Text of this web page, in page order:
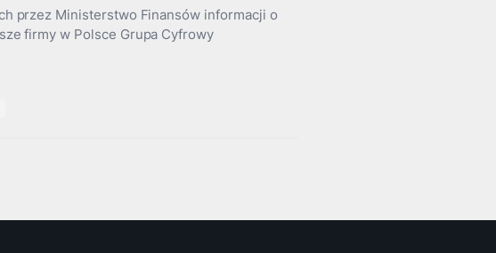
przez Ministerstwo Finansów informacji o
firmy w Polsce Grupa Cyfrowy